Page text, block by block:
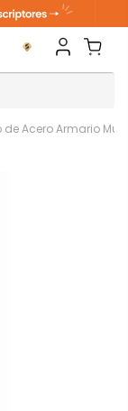
Acero Armario